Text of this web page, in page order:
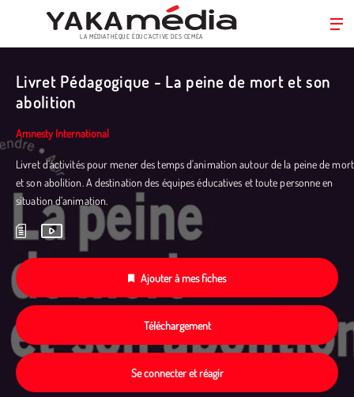
contenu
principal
LA MÉDIATHÈQUE ÉDUC’ACTIVE DES CEMÉA
Livret Pédagogique - La peine de mort et son
abolition
Amnesty International
Livret d'activités pour mener des temps d'animation autour de la peine de mort
et son abolition. A destination des équipes éducatives et toute personne en
situation d’animation.
Ajouter à mes fiches
Téléchargement
Se connecter et réagir